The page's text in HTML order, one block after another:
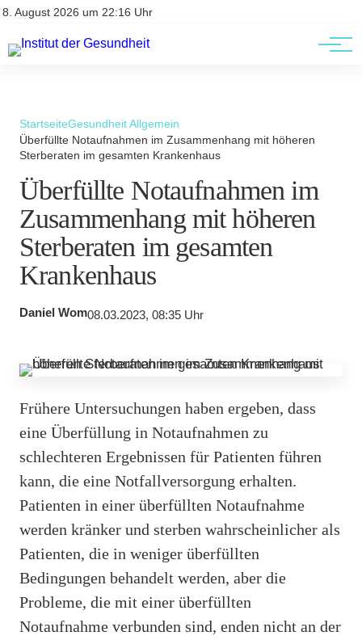
8. August 2026 um 22:16 Uhr
Kontakt
Kontakt
AGBs
StartseiteGesundheit Allgemein
Überfüllte Notaufnahmen im Zusammenhang mit höheren
Sterberaten im gesamten Krankenhaus
Überfüllte Notaufnahmen im
Zusammenhang mit höheren
Sterberaten im gesamten
Krankenhaus
Daniel Wom08.03.2023, 08:35 Uhr
Frühere Untersuchungen haben ergeben, dass
eine Überfüllung in Notaufnahmen zu
schlechteren Ergebnissen für Patienten führen
kann, die eine Notfallversorgung erhalten.
Patienten in einer überfüllten Notaufnahme
werden kränker und sterben wahrscheinlicher als
Patienten, die in weniger überfüllten
Bedingungen behandelt werden, aber die
Probleme, die mit einer überfüllten
Notaufnahme verbunden sind, enden nicht an der